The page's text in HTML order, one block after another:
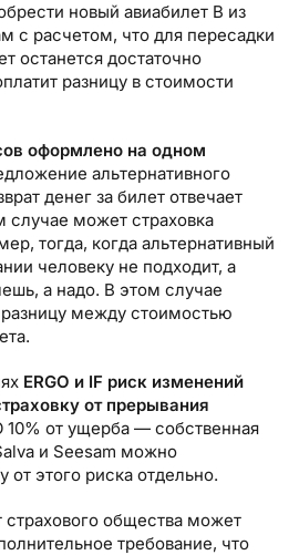
новый авиабилет В из
с расчетом, что для пересадки
останется достаточно
разницу в стоимости
оформлено на одном
альтернативного
денег за билет отвечает
случае может страховка
тогда, когда альтернативный
человеку не подходит, а
а надо. В этом случае
разницу между стоимостью
ERGO и IF риск изменений
от прерывания
10% от ущерба — собственная
и Seesam можно
от этого риска отдельно.
страхового общества может
требование, что